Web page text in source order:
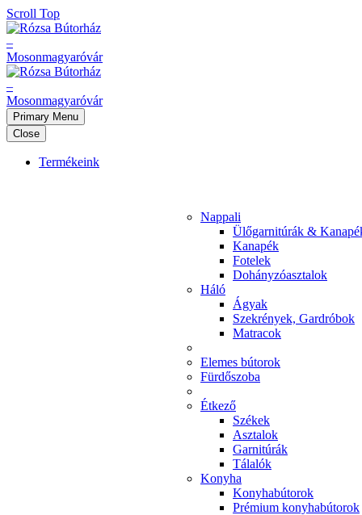
Scroll Top
Primary Menu
Close
Termékeink
Nappali
Ülőgarnitúrák &
Kanapék
Fotelek
Dohányzóasztalok
Háló
Ágyak
Szekrények, Gardróbok
Matracok
Elemes bútorok
Fürdőszoba
Étkező
Székek
Asztalok
Garnitúrák
Tálalók
Konyha
Konyhabútorok
Prémium konyhabútorok